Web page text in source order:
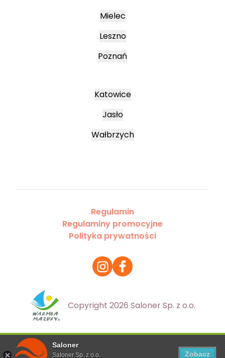
Saloner
Saloner Sp. z o.o. Zobacz
Ta strona korzysta z plików cookies. Aby dowiedzieć się
Mielec
Leszno
Poznań
Katowice
Jasło
Wałbrzych
Regulamin
Regulaminy promocyjne
Polityka prywatności
Copyright 2026 Saloner Sp. z o.o.